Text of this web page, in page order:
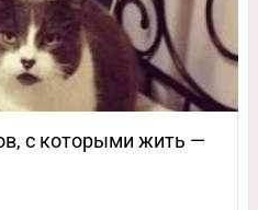
с которыми жить —